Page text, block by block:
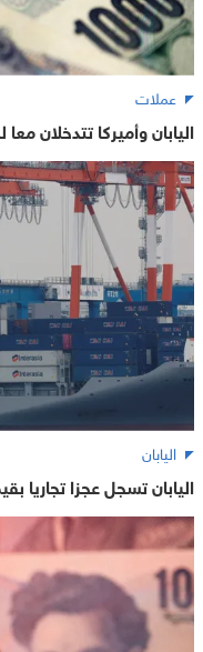
عملات
اليابان وأميركا تتدخلان معا
اليابان
اليابان تسجل عجزا تجاريا بقيمة 2.49 مليار دولار